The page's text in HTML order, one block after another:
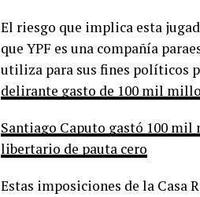
El riesgo que implica esta
que YPF es una compañía
utiliza para sus fines políticos
delirante gasto de 100 mil
Santiago Caputo gastó 100
libertario de pauta cero
Estas imposiciones de la Casa